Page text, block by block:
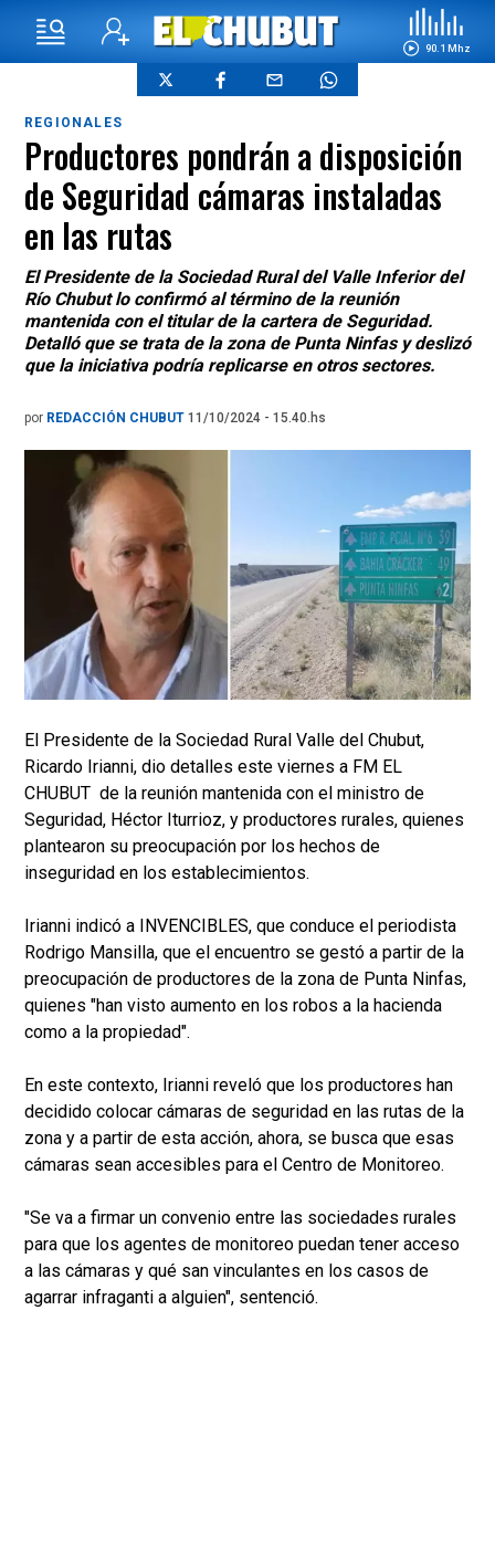
90.1 Mhz
REGIONALES
Productores pondrán a disposición
de Seguridad cámaras instaladas
en las rutas
El Presidente de la Sociedad Rural del Valle Inferior del
Río Chubut lo confirmó al término de la reunión
mantenida con el titular de la cartera de Seguridad.
Detalló que se trata de la zona de Punta Ninfas y deslizó
que la iniciativa podría replicarse en otros sectores.
por REDACCIÓN CHUBUT 11/10/2024 - 15.40.hs
El Presidente de la Sociedad Rural Valle del Chubut,
Ricardo Irianni, dio detalles este viernes a FM EL
CHUBUT de la reunión mantenida con el ministro de
Seguridad, Héctor Iturrioz, y productores rurales, quienes
plantearon su preocupación por los hechos de
inseguridad en los establecimientos.
Irianni indicó a INVENCIBLES, que conduce el periodista
Rodrigo Mansilla, que el encuentro se gestó a partir de la
preocupación de productores de la zona de Punta Ninfas,
quienes "han visto aumento en los robos a la hacienda
como a la propiedad".
En este contexto, Irianni reveló que los productores han
decidido colocar cámaras de seguridad en las rutas de la
zona y a partir de esta acción, ahora, se busca que esas
cámaras sean accesibles para el Centro de Monitoreo.
"Se va a firmar un convenio entre las sociedades rurales
para que los agentes de monitoreo puedan tener acceso
a las cámaras y qué san vinculantes en los casos de
agarrar infraganti a alguien", sentenció.